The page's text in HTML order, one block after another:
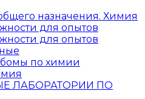
назначения. Химия
для опытов
для опытов
по химии
ЛАБОРАТОРИИ ПО